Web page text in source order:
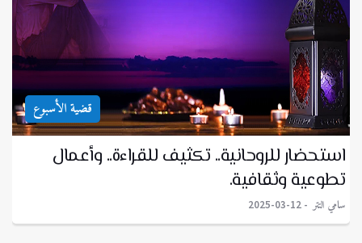
قضية الأسبوع
استحضار للروحانية.. تكثيف للقراءة.. وأعمال
تطوعية وثقافية.
سامي التتر 2025-03-12